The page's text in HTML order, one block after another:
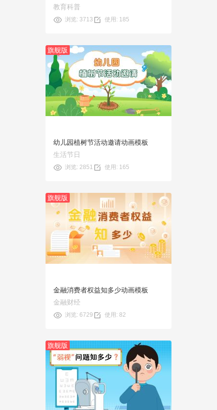
教育科普
浏览: 3713 使用: 185
旗舰版
预览
使用
幼儿园植树节活动邀请动画模板
生活节日
浏览: 2851 使用: 165
旗舰版
预览
使用
金融消费者权益知多少动画模板
金融财经
浏览: 6729 使用: 82
旗舰版